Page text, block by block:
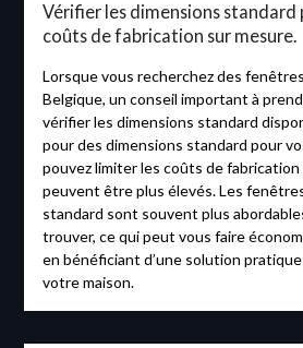
Vérifier les dimensions standard
coûts de fabrication sur mesure.
Lorsque vous recherchez des
Belgique, un conseil important à
vérifier les dimensions standard
pour des dimensions standard pour
pouvez limiter les coûts de fabrication
peuvent être plus élevés. Les
standard sont souvent plus
trouver, ce qui peut vous faire
en bénéficiant d’une solution
votre maison.